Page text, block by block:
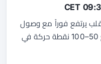
يرتفع فوراً مع وصول
تدفقات المؤسسات الأوروبية. توقع 50–100 نقطة حركة في